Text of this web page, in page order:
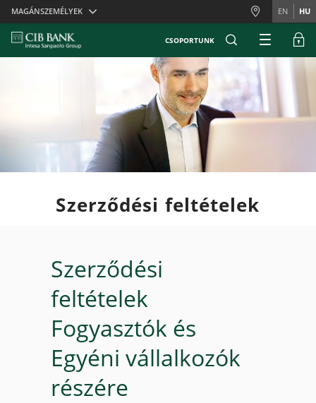
Skiplinks
MAGÁNSZEMÉLYEK EN HU
CSOPORTUNK
Szerződési feltételek
Szerződési
feltételek
Fogyasztók és
Egyéni vállalkozók
részére